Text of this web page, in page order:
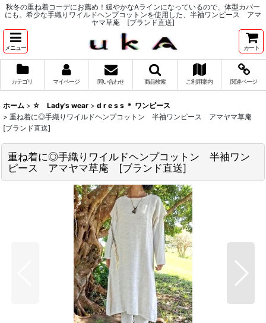
秋冬の重ね着コーデにお薦め！緩やかなAラインになっているので、体型カバー
にも。希少な手織りワイルドヘンプコットンを使用した、半袖ワンピース アマ
ヤマ草庵 [ブランド直送]
メニュー カート
カテゴリ マイページ 問い合わせ 商品検索 ご利用案内 関連ページ
ホーム > ☆ Lady's wear > d r e s s ＊ ワンピース
> 重ね着に◎手織りワイルドヘンプコットン 半袖ワンピース アマヤマ草庵
[ブランド直送]
重ね着に◎手織りワイルドヘンプコットン 半袖ワン
ピース アマヤマ草庵 [ブランド直送]